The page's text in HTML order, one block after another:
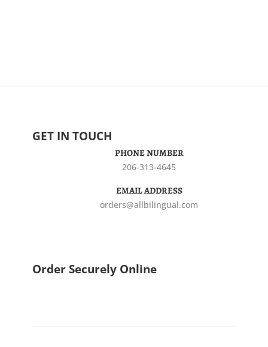
GET IN TOUCH
PHONE NUMBER
206-313-4645
EMAIL ADDRESS
orders@allbilingual.com
Order Securely Online